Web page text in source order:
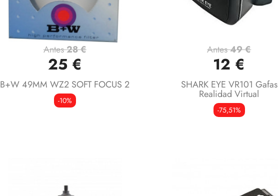
Vista rápida
Antes28 €
25 €
B+W 49MM WZ2 SOFT FOCUS 2
-10%
Vista rápida
Antes49 €
12 €
SHARK EYE VR101 Gafas
Realidad Virtual
-75,51%